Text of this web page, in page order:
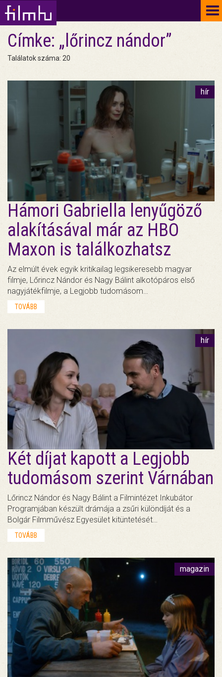
Címke: „lőrincz nándor”
Találatok száma: 20
hír
Hámori Gabriella lenyűgöző
alakításával már az HBO
Maxon is találkozhatsz
Az elmúlt évek egyik kritikailag legsikeresebb magyar
filmje, Lőrincz Nándor és Nagy Bálint alkotópáros első
nagyjátékfilmje, a Legjobb tudomásom…
TOVÁBB
hír
Két díjat kapott a Legjobb
tudomásom szerint Várnában
Lőrincz Nándor és Nagy Bálint a Filmintézet Inkubátor
Programjában készült drámája a zsűri különdíját és a
Bolgár Filmművész Egyesület kitüntetését…
TOVÁBB
magazin